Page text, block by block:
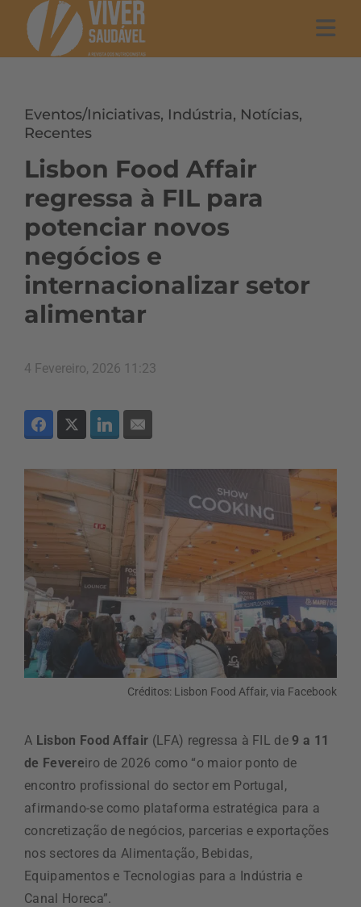
Eventos/Iniciativas, Indústria, Notícias,
Recentes
Lisbon Food Affair
regressa à FIL para
potenciar novos
negócios e
internacionalizar setor
alimentar
4 Fevereiro, 2026 11:23
Créditos: Lisbon Food Affair, via Facebook
A Lisbon Food Affair (LFA) regressa à FIL de 9 a 11
de Fevereiro de 2026 como “o maior ponto de
encontro profissional do sector em Portugal,
afirmando-se como plataforma estratégica para a
concretização de negócios, parcerias e exportações
nos sectores da Alimentação, Bebidas,
Equipamentos e Tecnologias para a Indústria e
Canal Horeca”.